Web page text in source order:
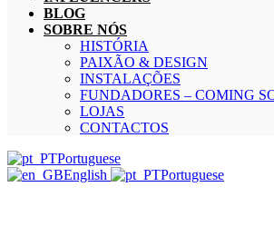
BLOG
SOBRE NÓS
HISTÓRIA
PAIXÃO & DESIGN
INSTALAÇÕES
FUNDADORES – COMING
LOJAS
CONTACTOS
Portuguese
English
Portuguese